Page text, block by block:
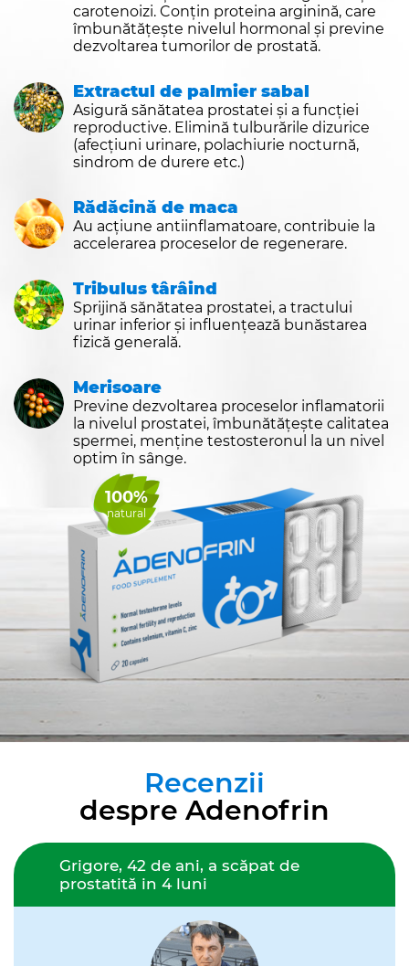
carotenoizi. Conțin proteina arginină, care
îmbunătățește nivelul hormonal și previne
dezvoltarea tumorilor de prostată.
Extractul de palmier sabal
Asigură sănătatea prostatei și a funcției
reproductive. Elimină tulburările dizurice
(afecțiuni urinare, polachiurie nocturnă,
sindrom de durere etc.)
Rădăcină de maca
Au acțiune antiinflamatoare, contribuie la
accelerarea proceselor de regenerare.
Tribulus târâind
Sprijină sănătatea prostatei, a tractului
urinar inferior și influențează bunăstarea
fizică generală.
Merisoare
Previne dezvoltarea proceselor inflamatorii
la nivelul prostatei, îmbunătățește calitatea
spermei, menține testosteronul la un nivel
optim în sânge.
100%
natural
Recenzii
despre Adenofrin
Grigore, 42 de ani, a scăpat de
prostatită in 4 luni